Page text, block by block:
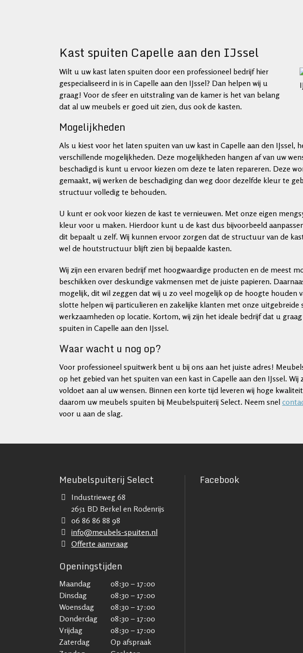
Kast spuiten Capelle aan den IJssel
Wilt u uw kast laten spuiten door een professioneel bedrijf hier
gespecialiseerd in is in Capelle aan den IJssel? Dan helpen wij u
graag! Voor de sfeer en uitstraling van de kamer is het van belang
dat al uw meubels er goed uit zien, dus ook de kasten.
Mogelijkheden
Als u kiest voor het laten spuiten van uw kast in Capelle aan den IJssel,
verschillende mogelijkheden. Deze mogelijkheden hangen af van uw
beschadigd is kunt u ervoor kiezen om deze te laten repareren. Deze
gemaakt, wij werken de beschadiging dan weg door dezelfde kleur te
structuur volledig te behouden.
U kunt er ook voor kiezen de kast te vernieuwen. Met onze eigen
kleur voor u maken. Hierdoor kunt u de kast dus bijvoorbeeld
dit bepaalt u zelf. Wij kunnen ervoor zorgen dat de structuur van de
wel de houtstructuur blijft zien bij bepaalde kasten.
Wij zijn een ervaren bedrijf met hoogwaardige producten en de meest
beschikken over deskundige vakmensen met de juiste papieren.
mogelijk, dit wil zeggen dat wij u zo veel mogelijk op de hoogte houden
slotte helpen wij particulieren en zakelijke klanten met onze uitgebreide
werkzaamheden op locatie. Kortom, wij zijn het ideale bedrijf dat u
spuiten in Capelle aan den IJssel.
Waar wacht u nog op?
Voor professioneel spuitwerk bent u bij ons aan het juiste adres!
op het gebied van het spuiten van een kast in Capelle aan den IJssel.
voldoet aan al uw wensen. Binnen een korte tijd leveren wij hoge
daarom uw meubels spuiten bij Meubelspuiterij Select. Neem snel
voor u aan de slag.
Meubelspuiterij Select
Industrieweg 68
2651 BD Berkel en Rodenrijs
06 86 86 88 98
info@meubels-spuiten.nl
Offerte aanvraag
Openingstijden
Maandag
08:30 – 17:00
Dinsdag
08:30 – 17:00
Woensdag
08:30 – 17:00
Donderdag
08:30 – 17:00
Vrijdag
08:30 – 17:00
Zaterdag
Op afspraak
Facebook